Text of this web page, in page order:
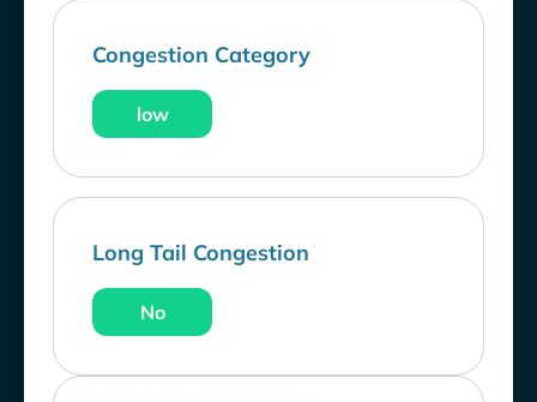
Congestion Category
low
Long Tail Congestion
No